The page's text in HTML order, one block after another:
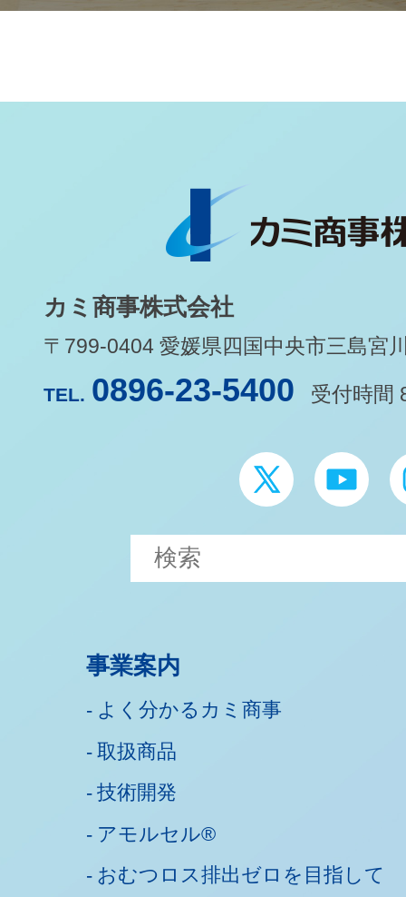
カミ商事株式会社
〒799-0404 愛媛県四国中央市三島宮
TEL. 0896-23-5400 受付時間
事業案内
よく分かるカミ商事
取扱商品
技術開発
アモルセル®
おむつロス排出ゼロを目指して